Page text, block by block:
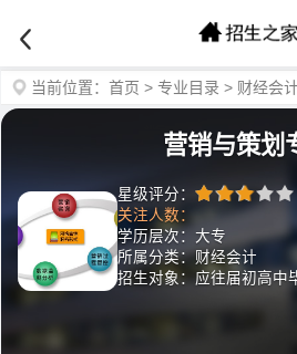
当前位置： 首页 > 专业目录 > 财经会
营销与策划
星级评分：
关注人数：
学历层次：大专
所属分类：财经会计
招生对象：应往届初高中